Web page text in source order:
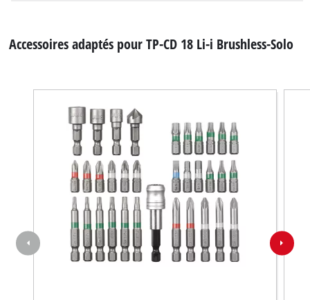
Accessoires adaptés pour TP-CD 18 Li-i Brushless-Solo